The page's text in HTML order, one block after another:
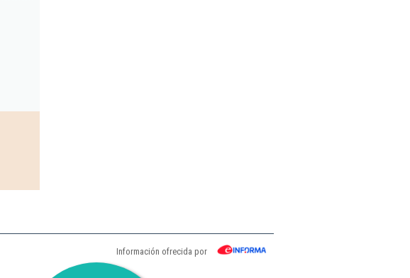
Información ofrecida por